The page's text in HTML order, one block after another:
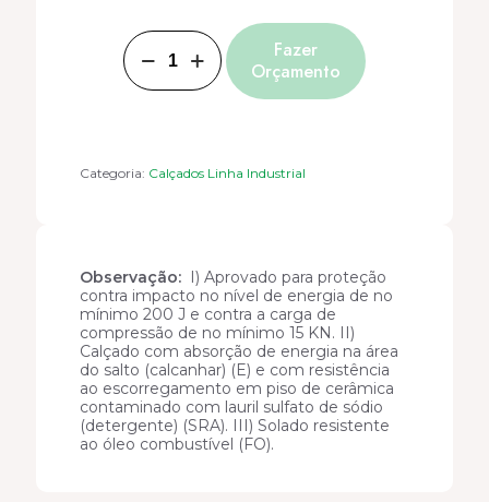
BOTINA
KADESH
BICO
DE
quantidade
Fazer
Orçamento
Categoria: Calçados Linha Industrial
Observação: I) Aprovado para proteção
contra impacto no nível de energia de no
mínimo 200 J e contra a carga de
compressão de no mínimo 15 KN. II)
Calçado com absorção de energia na área
do salto (calcanhar) (E) e com resistência
ao escorregamento em piso de cerâmica
contaminado com lauril sulfato de sódio
(detergente) (SRA). III) Solado resistente
ao óleo combustível (FO).